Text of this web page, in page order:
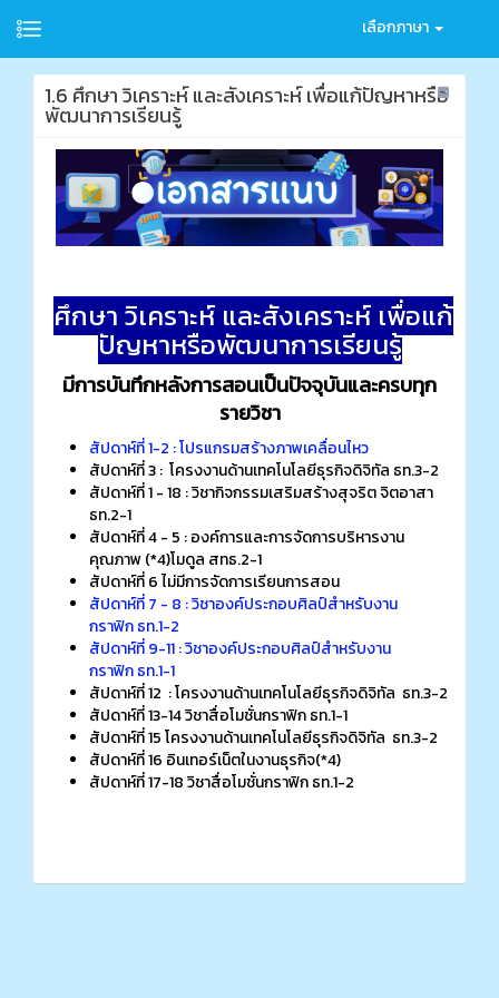
เลือกภาษา
1.6 ศึกษา วิเคราะห์ และสังเคราะห์ เพื่อแก้ปัญหาหรือ
พัฒนาการเรียนรู้
ศึกษา วิเคราะห์ และสังเคราะห์ เพื่อแก้
ปัญหาหรือพัฒนาการเรียนรู้
มีการบันทึกหลังการสอนเป็นปัจจุบันและครบทุก
รายวิชา
สัปดาห์ที่ 1-2 : โปรแกรมสร้างภาพเคลื่อนไหว
สัปดาห์ที่ 3 : โครงงานด้านเทคโนโลยีธุรกิจดิจิทัล ธท.3-2
สัปดาห์ที่ 1 - 18 : วิชากิจกรรมเสริมสร้างสุจริต จิตอาสา
ธท.2-1
สัปดาห์ที่ 4 - 5 : องค์การและการจัดการบริหารงาน
คุณภาพ (*4)โมดูล สทธ.2-1
สัปดาห์ที่ 6 ไม่มีการจัดการเรียนการสอน
สัปดาห์ที่ 7 - 8 : วิชาองค์ประกอบศิลป์สำหรับงาน
กราฟิก ธท.1-2
สัปดาห์ที่ 9-11 : วิชาองค์ประกอบศิลป์สำหรับงาน
กราฟิก ธท.1-1
สัปดาห์ที่ 12 :โครงงานด้านเทคโนโลยีธุรกิจดิจิทัล ธท.3-2
สัปดาห์ที่ 13-14 วิชาสื่อโมชั่นกราฟิก ธท.1-1
สัปดาห์ที่ 15 โครงงานด้านเทคโนโลยีธุรกิจดิจิทัล ธท.3-2
สัปดาห์ที่ 16 อินเทอร์เน็ตในงานธุรกิจ(*4)
สัปดาห์ที่ 17-18 วิชาสื่อโมชั่นกราฟิก ธท.1-2